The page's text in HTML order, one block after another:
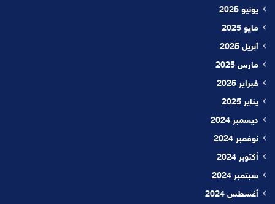
يونيو 2025
مايو 2025
أبريل 2025
مارس 2025
فبراير 2025
يناير 2025
ديسمبر 2024
نوفمبر 2024
أكتوبر 2024
سبتمبر 2024
أغسطس 2024